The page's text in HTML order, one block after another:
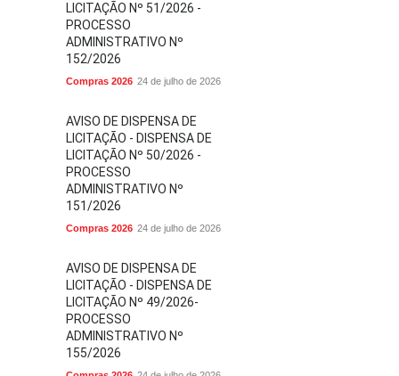
LICITAÇÃO Nº 51/2026 -
PROCESSO
ADMINISTRATIVO Nº
152/2026
Compras 2026 24 de julho de 2026
AVISO DE DISPENSA DE
LICITAÇÃO - DISPENSA DE
LICITAÇÃO Nº 50/2026 -
PROCESSO
ADMINISTRATIVO Nº
151/2026
Compras 2026 24 de julho de 2026
AVISO DE DISPENSA DE
LICITAÇÃO - DISPENSA DE
LICITAÇÃO Nº 49/2026-
PROCESSO
ADMINISTRATIVO Nº
155/2026